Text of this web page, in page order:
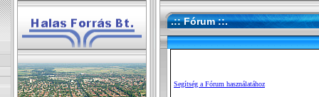
.:: Fórum ::.
Segítség a Fórum használatához